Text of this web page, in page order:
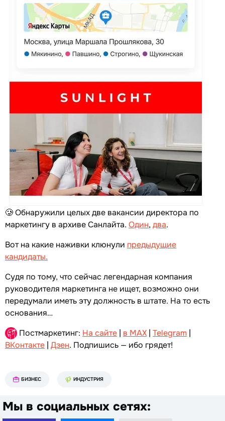
🥲 Обнаружили целых две вакансии директора по
маркетингу в архиве Санлайта. Один, два.
Вот на какие наживки клюнули предыдущие
кандидаты.
Судя по тому, что сейчас легендарная компания
руководителя маркетинга не ищет, возможно они
передумали иметь эту должность в штате. На то есть
основания…
Постмаркетинг: На сайте | в MAX | Telegram |
ВКонтакте | Дзен. Подпишись — ибо грядет!
БИЗНЕС ИНДУСТРИЯ
Мы в социальных сетях: